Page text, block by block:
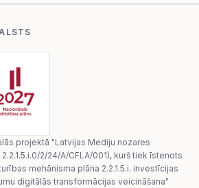
projektā "Latvijas Mediju nozares
2/24/A/CFLA/001), kurš tiek īstenots
mehānisma plāna 2.2.1.5.i. investīcijas
digitālās transformācijas veicināšana"